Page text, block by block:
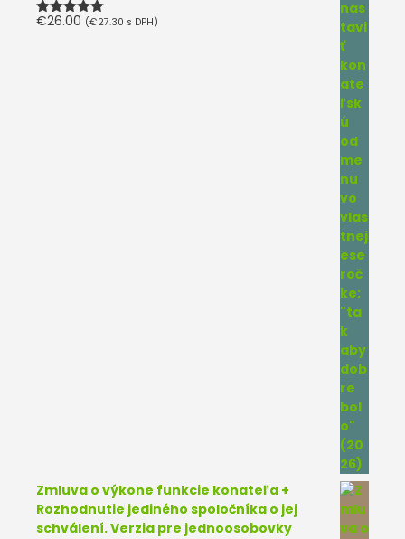
Hodnotenie
€26.00 (€27.30 s DPH)
Zmluva o výkone funkcie konateľa +
Rozhodnutie jediného spoločníka o jej
schválení. Verzia pre jednoosobovky